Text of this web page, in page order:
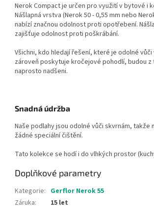
Nerok Compact je určen pro využití v bytové i
Nášlapná vrstva (Nerok 50 - 0,55 mm nebo
nabízí značnou odolnost proti opotřebení.
zajišťuje odolnost proti poškrábání.
Všichni, kdo hledají řešení, které je odolné
zároveň poskytuje kročejové pohodlí, budou
naprosto nadšeni.
Snadná údržba
Naše podlahy jsou odolné vůči skvrnám, takže
žádné speciální čištění.
Tato kolekce se hodí i do vlhkých prostor
Doplňkové parametry
Kategorie: Gerflor Nerok 55
Záruka: 15 let